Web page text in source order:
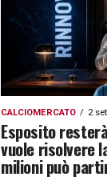
CALCIOMERCATO 2
Esposito
vuole risolvere
milioni può